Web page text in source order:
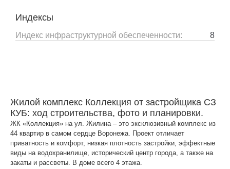
Индексы
Индекс инфраструктурной обеспеченности: 8
Жилой комплекс Коллекция от застройщика СЗ
КУБ: ход строительства, фото и планировки.
ЖК «Коллекция» на ул. Жилина – это эксклюзивный комплекс из
44 квартир в самом сердце Воронежа. Проект отличает
приватность и комфорт, низкая плотность застройки, эффектные
виды на водохранилище, исторический центр города, а также на
закаты и рассветы. В доме всего 4 этажа.